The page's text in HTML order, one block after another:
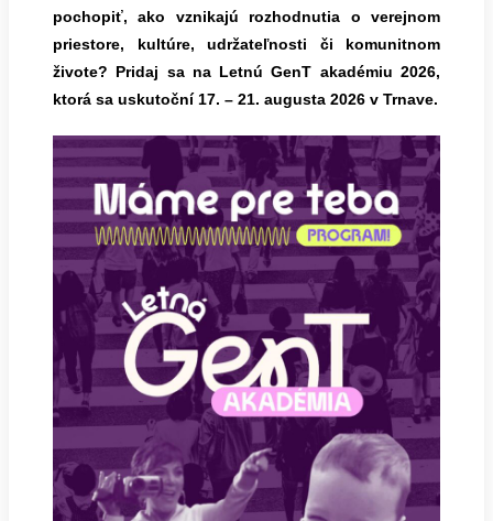
pochopiť, ako vznikajú rozhodnutia o verejnom
priestore, kultúre, udržateľnosti či komunitnom
živote? Pridaj sa na Letnú GenT akadémiu 2026,
ktorá sa uskutoční 17. – 21. augusta 2026 v Trnave.